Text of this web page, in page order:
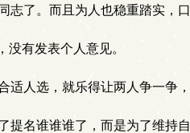
了。而且为人也稳重踏实，口
有发表个人意见。
人选，就乐得让两人争一争，
名谁谁谁了，而是为了维持自